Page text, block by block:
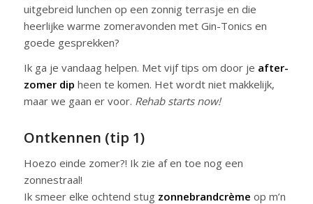
uitgebreid lunchen op een zonnig terrasje en die
heerlijke warme zomeravonden met Gin-Tonics en
goede gesprekken?
Ik ga je vandaag helpen. Met vijf tips om door je after-
zomer dip heen te komen. Het wordt niet makkelijk,
maar we gaan er voor. Rehab starts now!
Ontkennen (tip 1)
Hoezo einde zomer?! Ik zie af en toe nog een
zonnestraal!
Ik smeer elke ochtend stug zonnebrandcrème op m’n